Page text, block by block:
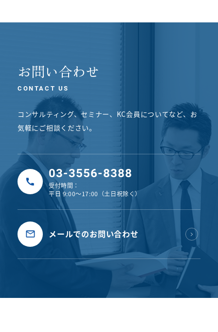
お問い合わせ
CONTACT US
コンサルティング、セミナー、KC会員についてなど、 お
気軽にご相談ください。
03-3556-8388
受付時間：
平日 9:00〜17:00（土日祝除く）
メールでのお問い合わせ